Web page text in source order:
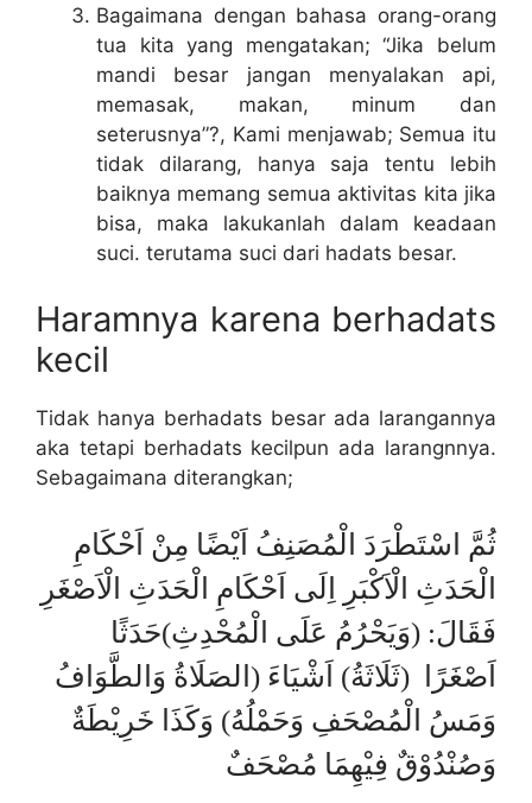
Bagaimana dengan bahasa orang-orang
tua kita yang mengatakan; “Jika belum
mandi besar jangan menyalakan api,
memasak, makan, minum dan
seterusnya”?, Kami menjawab; Semua itu
tidak dilarang, hanya saja tentu lebih
baiknya memang semua aktivitas kita jika
bisa, maka lakukanlah dalam keadaan
suci. terutama suci dari hadats besar.
Haramnya karena berhadats
kecil
Tidak hanya berhadats besar ada larangannya
aka tetapi berhadats kecilpun ada larangnnya.
Sebagaimana diterangkan;
ثُمَّ اسْتَطْرَدَ الْمُصَنِفُ اَيْضًا مِنْ اَحْكَامِ
الْحَدَثِ الْاَكْبَرِ اِلَى اَحْكَامِ الْحَدَثِ الْاَصْغَرِ
فَقَالَ: (وَيَحْرُمُ عَلَى الْمُحْدِثِ)حَدَثًا
اَصْغَرًا (ثَلَاثَةُ) اَشْيَاءَ (الصَلَاةُ وَالطَّوَافُ
وَمَسُ الْمُصْحَفِ وَحَمْلُهُ) وَكَذَا خَرِيْطَةٌ
وَصُنْدُوْقٌ فِيْهِمَا مُصْحَفٌ